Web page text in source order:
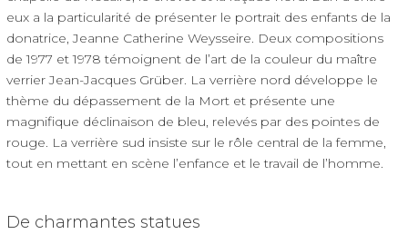
eux a la particularité de présenter le portrait des enfants de la
donatrice, Jeanne Catherine Weysseire. Deux compositions
de 1977 et 1978 témoignent de l’art de la couleur du maître
verrier Jean-Jacques Grüber. La verrière nord développe le
thème du dépassement de la Mort et présente une
magnifique déclinaison de bleu, relevés par des pointes de
rouge. La verrière sud insiste sur le rôle central de la femme,
tout en mettant en scène l’enfance et le travail de l’homme.
De charmantes statues